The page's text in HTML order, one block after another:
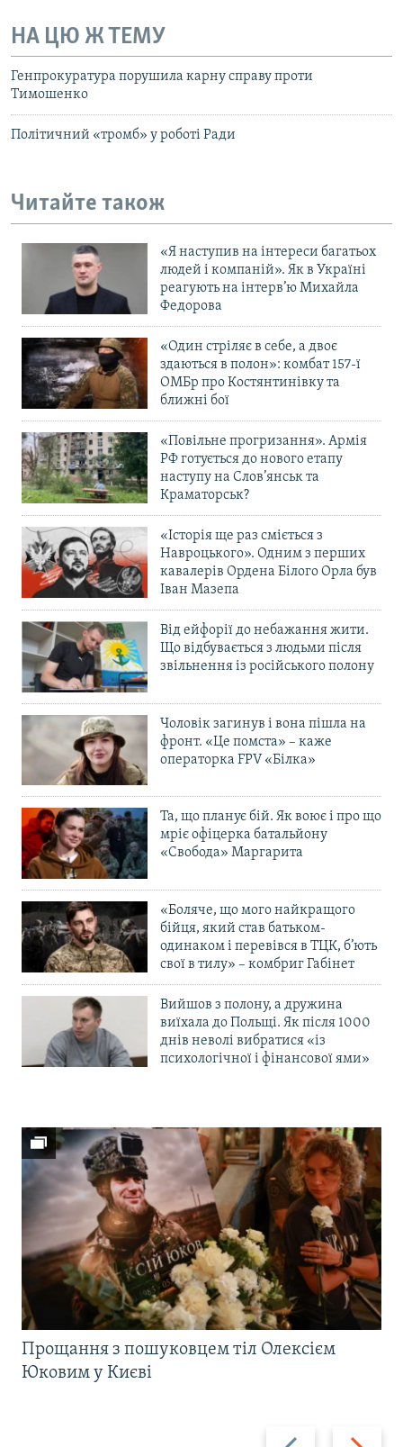
НА ЦЮ Ж ТЕМУ
Генпрокуратура порушила карну справу проти
Тимошенко
Політичний «тромб» у роботі Ради
Читайте також
«Я наступив на інтереси багатьох
людей і компаній». Як в Україні
реагують на інтерв’ю Михайла
Федорова
«Один стріляє в себе, а двоє
здаються в полон»: комбат 157-ї
ОМБр про Костянтинівку та
ближні бої
«Повільне прогризання». Армія
РФ готується до нового етапу
наступу на Слов’янськ та
Краматорськ?
«Історія ще раз сміється з
Навроцького». Одним з перших
кавалерів Ордена Білого Орла був
Іван Мазепа
Від ейфорії до небажання жити.
Що відбувається з людьми після
звільнення із російського полону
Чоловік загинув і вона пішла на
фронт. «Це помста» – каже
операторка FPV «Білка»
Та, що планує бій. Як воює і про що
мріє офіцерка батальйону
«Свобода» Маргарита
«Боляче, що мого найкращого
бійця, який став батьком-
одинаком і перевівся в ТЦК, б’ють
свої в тилу» – комбриг Габінет
Вийшов з полону, а дружина
виїхала до Польщі. Як після 1000
днів неволі вибратися «із
психологічної і фінансової ями»
Назад Вперед
Прощання з пошуковцем тіл Олексієм
Юковим у Києві